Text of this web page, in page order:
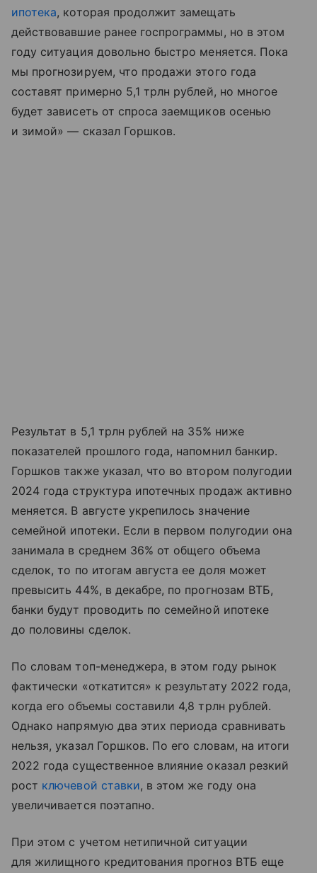
ипотека, которая продолжит замещать
действовавшие ранее госпрограммы, но в этом
году ситуация довольно быстро меняется. Пока
мы прогнозируем, что продажи этого года
составят примерно 5,1 трлн рублей, но многое
будет зависеть от спроса заемщиков осенью
и зимой» — сказал Горшков.
Результат в 5,1 трлн рублей на 35% ниже
показателей прошлого года, напомнил банкир.
Горшков также указал, что во втором полугодии
2024 года структура ипотечных продаж активно
меняется. В августе укрепилось значение
семейной ипотеки. Если в первом полугодии она
занимала в среднем 36% от общего объема
сделок, то по итогам августа ее доля может
превысить 44%, в декабре, по прогнозам ВТБ,
банки будут проводить по семейной ипотеке
до половины сделок.
По словам топ-менеджера, в этом году рынок
фактически «откатится» к результату 2022 года,
когда его объемы составили 4,8 трлн рублей.
Однако напрямую два этих периода сравнивать
нельзя, указал Горшков. По его словам, на итоги
2022 года существенное влияние оказал резкий
рост ключевой ставки, в этом же году она
увеличивается поэтапно.
При этом с учетом нетипичной ситуации
для жилищного кредитования прогноз ВТБ еще